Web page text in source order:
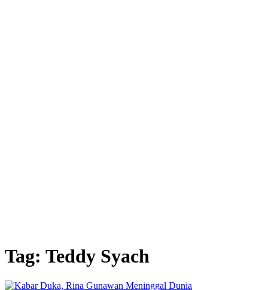
Tag: Teddy Syach